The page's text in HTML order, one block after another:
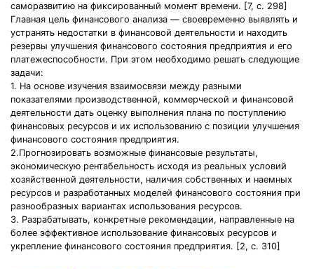
саморазвитию на фиксированный момент времени. [7, с. 298]
Главная цель финансового анализа — своевременно выявлять и
устранять недостатки в финансовой деятельности и находить
резервы улучшения финансового состояния предприятия и его
платежеспособности. При этом необходимо решать следующие
задачи:
1. На основе изучения взаимосвязи между разными
показателями производственной, коммерческой и финансовой
деятельности дать оценку выполнения плана по поступлению
финансовых ресурсов и их использованию с позиции улучшения
финансового состояния предприятия.
2.Прогнозировать возможные финансовые результаты,
экономическую рентабельность исходя из реальных условий
хозяйственной деятельности, наличия собственных и наемных
ресурсов и разработанных моделей финансового состояния при
разнообразных вариантах использования ресурсов.
3. Разрабатывать, конкретные рекомендации, направленные на
более эффективное использование финансовых ресурсов и
укрепление финансового состояния предприятия. [2, с. 310]